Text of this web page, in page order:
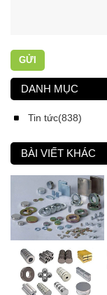
GỬI
DANH MỤC
Tin tức(838)
BÀI VIẾT KHÁC